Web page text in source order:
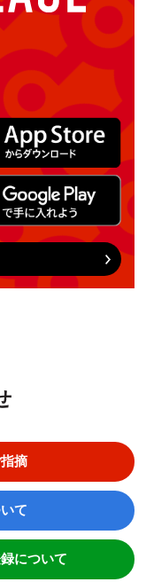
摘
て
について